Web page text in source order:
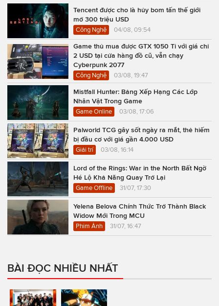
Tencent được cho là hủy bom tấn thế giới
mở 300 triệu USD
Công Nghệ 04/08, 09:54
Game thủ mua được GTX 1050 Ti với giá chỉ
2 USD tại cửa hàng đồ cũ, vẫn chạy
Cyberpunk 2077
Công Nghệ 03/08, 19:47
Mistfall Hunter: Bảng Xếp Hạng Các Lớp
Nhân Vật Trong Game
Game Online 03/08, 17:06
Palworld TCG gây sốt ngày ra mắt, thẻ hiếm
bị đầu cơ với giá gần 4.000 USD
Giải trí 03/08, 16:14
Lord of the Rings: War in the North Bất Ngờ
Hé Lộ Khả Năng Quay Trở Lại
Game Offline 31/07, 17:30
Yelena Belova Chính Thức Trở Thành Black
Widow Mới Trong MCU
Phim Ảnh 31/07, 16:47
BÀI ĐỌC NHIỀU NHẤT